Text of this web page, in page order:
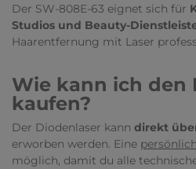
Der SW-808E-63 eignet sich für
Studios und Beauty-
Haarentfernung mit Laser
Wie kann ich den
kaufen?
Der Diodenlaser kann direkt
erworben werden. Eine
möglich, damit du alle